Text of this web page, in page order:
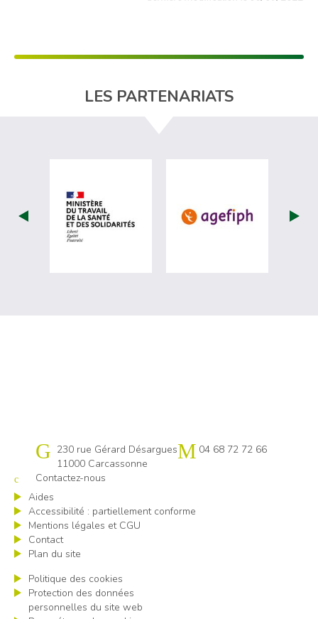
LES PARTENARIATS
visiter les site de Ministère du travail
visiter les
Cap emploi 11
230 rue Gérard Désargues
11000 Carcassonne
04 68 72 72 66
Contactez-nous
Aides
Accessibilité : partiellement conforme
Mentions légales et CGU
Contact
Plan du site
Politique des cookies
Protection des données
personnelles du site web